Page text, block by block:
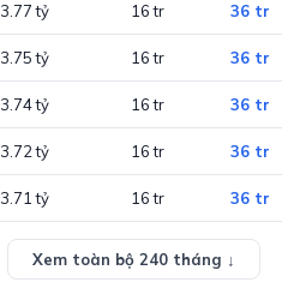
3.77 tỷ 16 tr 36 tr
3.75 tỷ 16 tr 36 tr
3.74 tỷ 16 tr 36 tr
3.72 tỷ 16 tr 36 tr
3.71 tỷ 16 tr 36 tr
Xem toàn bộ 240 tháng ↓